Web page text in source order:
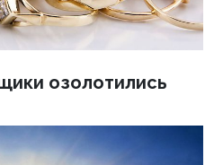
озолотились